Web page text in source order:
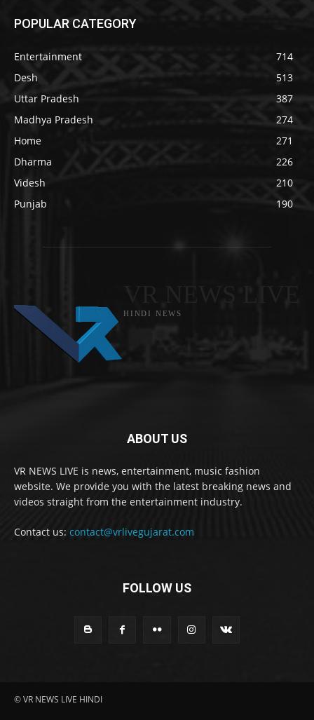
POPULAR CATEGORY
Entertainment
714
Desh
513
Uttar Pradesh
387
Madhya Pradesh
274
Home
271
Dharma
226
Videsh
210
Punjab
190
HINDI NEWS
ABOUT US
VR NEWS LIVE is news, entertainment, music fashion
website. We provide you with the latest breaking news and
videos straight from the entertainment industry.
Contact us: contact@vrlivegujarat.com
FOLLOW US
© VR NEWS LIVE HINDI